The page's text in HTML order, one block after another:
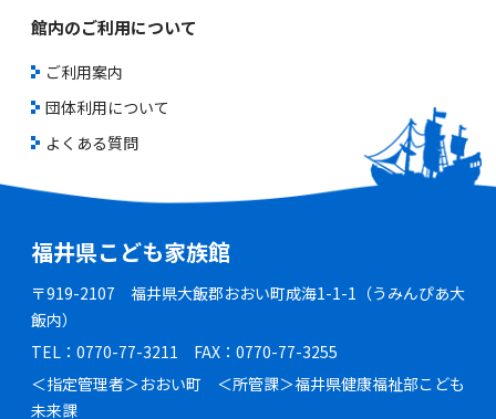
館内のご利用について
ご利用案内
団体利用について
よくある質問
福井県こども家族館
〒919-2107 福井県大飯郡おおい町成海1-1-1（うみんぴあ大
飯内）
TEL：0770-77-3211 FAX：0770-77-3255
＜指定管理者＞おおい町 ＜所管課＞福井県健康福祉部こども
未来課